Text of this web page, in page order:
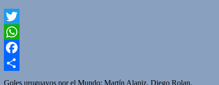
Twitter
WhatsApp
Facebook
Compartir
Goles uruguayos por el Mundo; Martín Alaniz, Diego Rolan,